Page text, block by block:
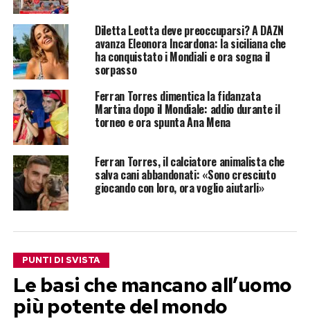
Diletta Leotta deve preoccuparsi? A DAZN
avanza Eleonora Incardona: la siciliana che
ha conquistato i Mondiali e ora sogna il
sorpasso
Ferran Torres dimentica la fidanzata
Martina dopo il Mondiale: addio durante il
torneo e ora spunta Ana Mena
Ferran Torres, il calciatore animalista che
salva cani abbandonati: «Sono cresciuto
giocando con loro, ora voglio aiutarli»
PUNTI DI SVISTA
Le basi che mancano all’uomo
più potente del mondo